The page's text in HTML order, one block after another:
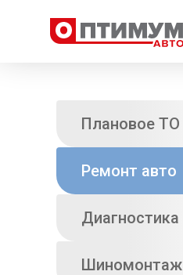
Плановое ТО
Ремонт авто
Диагностика
Шиномонтаж